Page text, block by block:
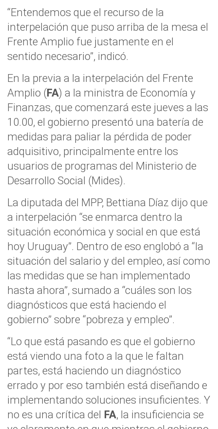
“Entendemos que el recurso de la
interpelación que puso arriba de la mesa el
Frente Amplio fue justamente en el
sentido necesario”, indicó.
En la previa a la interpelación del Frente
Amplio (FA) a la ministra de Economía y
Finanzas, que comenzará este jueves a las
10.00, el gobierno presentó una batería de
medidas para paliar la pérdida de poder
adquisitivo, principalmente entre los
usuarios de programas del Ministerio de
Desarrollo Social (Mides).
La diputada del MPP, Bettiana Díaz dijo que
a interpelación “se enmarca dentro la
situación económica y social en que está
hoy Uruguay”. Dentro de eso englobó a “la
situación del salario y del empleo, así como
las medidas que se han implementado
hasta ahora”, sumado a “cuáles son los
diagnósticos que está haciendo el
gobierno” sobre “pobreza y empleo”.
“Lo que está pasando es que el gobierno
está viendo una foto a la que le faltan
partes, está haciendo un diagnóstico
errado y por eso también está diseñando e
implementando soluciones insuficientes. Y
no es una crítica del FA, la insuficiencia se